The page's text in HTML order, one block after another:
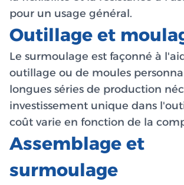
pour un usage général.
Outillage et
Le surmoulage est façonné à
outillage ou de moules
longues séries de production
investissement unique dans
coût varie en fonction de la
Assemblage et
surmoulage